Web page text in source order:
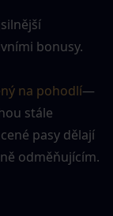
bonusy.
na pohodlí—
stále
pasy dělají
odměňujícím.